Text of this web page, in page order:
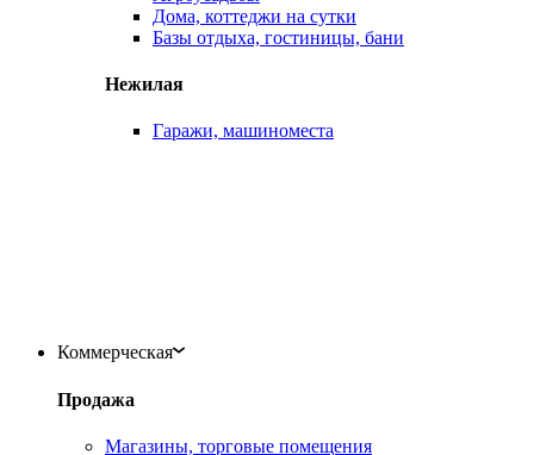
Дома, коттеджи на сутки
Базы отдыха, гостиницы, бани
Нежилая
Гаражи, машиноместа
Коммерческая
Продажа
Магазины, торговые помещения